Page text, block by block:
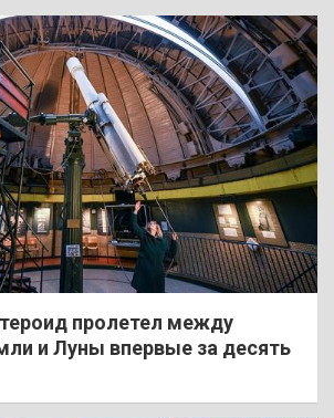
пролетел между
и Луны впервые за десять